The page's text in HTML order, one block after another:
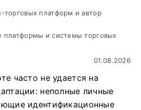
торговых платформ и автор
платформы и системы торговых
01.08.2026
часто не удается на
неполные личные
идентификационные